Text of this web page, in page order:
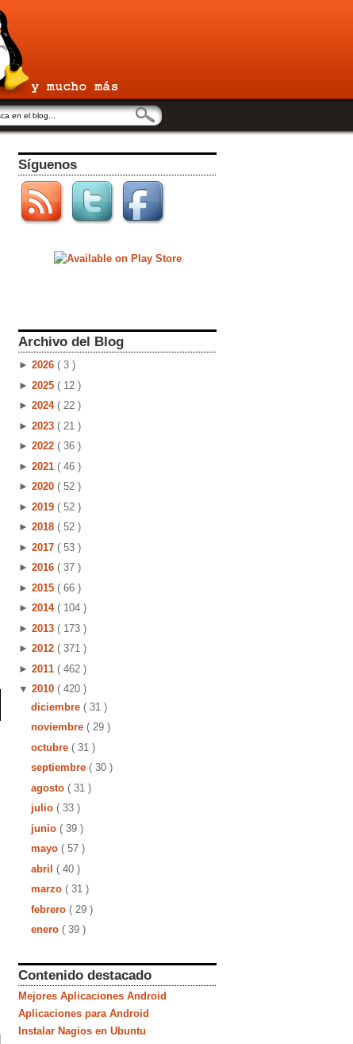
Síguenos
Archivo del Blog
► 2026 ( 3 )
► 2025 ( 12 )
► 2024 ( 22 )
► 2023 ( 21 )
► 2022 ( 36 )
► 2021 ( 46 )
► 2020 ( 52 )
► 2019 ( 52 )
► 2018 ( 52 )
► 2017 ( 53 )
► 2016 ( 37 )
► 2015 ( 66 )
► 2014 ( 104 )
► 2013 ( 173 )
► 2012 ( 371 )
► 2011 ( 462 )
▼ 2010 ( 420 )
diciembre ( 31 )
noviembre ( 29 )
octubre ( 31 )
septiembre ( 30 )
agosto ( 31 )
julio ( 33 )
junio ( 39 )
mayo ( 57 )
abril ( 40 )
marzo ( 31 )
febrero ( 29 )
enero ( 39 )
Contenido destacado
Mejores Aplicaciones Android
Aplicaciones para Android
Instalar Nagios en Ubuntu